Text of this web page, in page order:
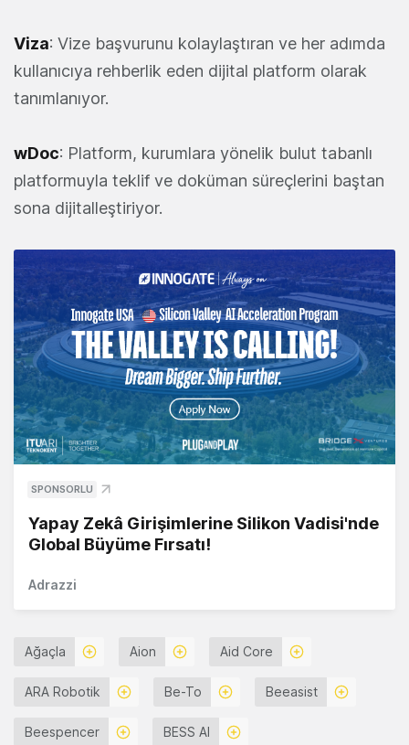
Viza: Vize başvurunu kolaylaştıran ve her adımda
kullanıcıya rehberlik eden dijital platform olarak
tanımlanıyor.
wDoc: Platform, kurumlara yönelik bulut tabanlı
platformuyla teklif ve doküman süreçlerini baştan
sona dijitalleştiriyor.
SPONSORLU
Yapay Zekâ Girişimlerine Silikon Vadisi'nde
Global Büyüme Fırsatı!
Adrazzi
Ağaçla Aion Aid Core
ARA Robotik Be-To Beeasist
Beespencer BESS AI